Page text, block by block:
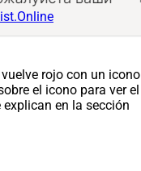
rojo con un icono
el icono para ver el
en la sección